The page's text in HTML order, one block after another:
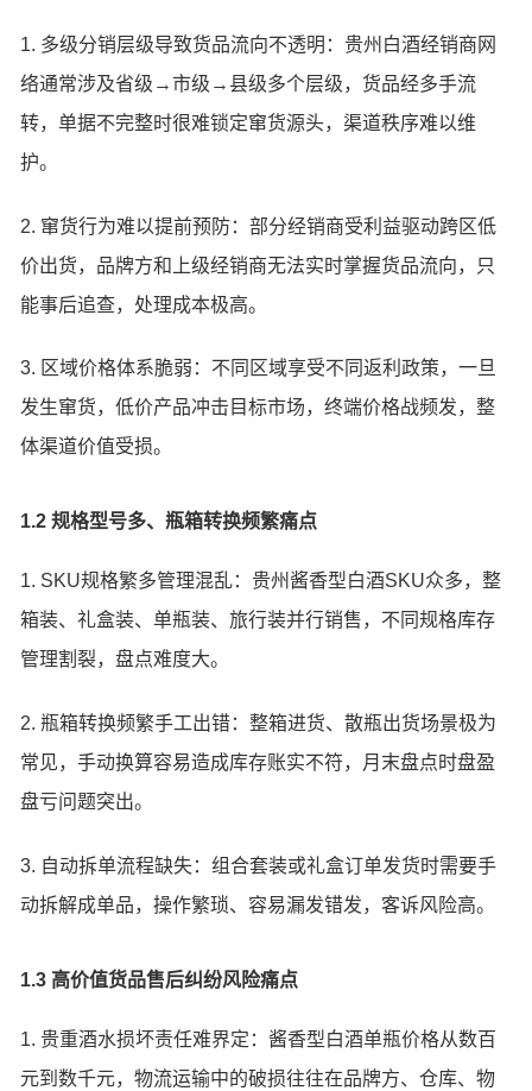
1. 多级分销层级导致货品流向不透明：贵州白酒经销商网
络通常涉及省级→市级→县级多个层级，货品经多手流
转，单据不完整时很难锁定窜货源头，渠道秩序难以维
护。
2. 窜货行为难以提前预防：部分经销商受利益驱动跨区低
价出货，品牌方和上级经销商无法实时掌握货品流向，只
能事后追查，处理成本极高。
3. 区域价格体系脆弱：不同区域享受不同返利政策，一旦
发生窜货，低价产品冲击目标市场，终端价格战频发，整
体渠道价值受损。
1.2 规格型号多、瓶箱转换频繁痛点
1. SKU规格繁多管理混乱：贵州酱香型白酒SKU众多，整
箱装、礼盒装、单瓶装、旅行装并行销售，不同规格库存
管理割裂，盘点难度大。
2. 瓶箱转换频繁手工出错：整箱进货、散瓶出货场景极为
常见，手动换算容易造成库存账实不符，月末盘点时盘盈
盘亏问题突出。
3. 自动拆单流程缺失：组合套装或礼盒订单发货时需要手
动拆解成单品，操作繁琐、容易漏发错发，客诉风险高。
1.3 高价值货品售后纠纷风险痛点
1. 贵重酒水损坏责任难界定：酱香型白酒单瓶价格从数百
元到数千元，物流运输中的破损往往在品牌方、仓库、物